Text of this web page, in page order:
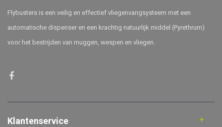
Flybusters is een veilig en effectief vliegenvangsysteem met een
automatische dispenser en een krachtig natuurlijk middel (Pyrethrum)
voor het bestrijden van muggen, wespen en vliegen.
Klantenservice